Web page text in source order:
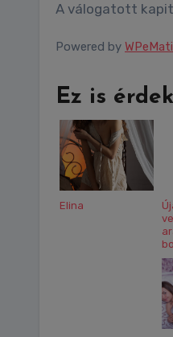
A válogatott
Powered by
Ez is
Elina